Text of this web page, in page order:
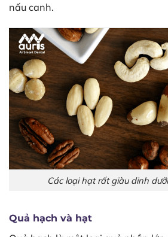
nấu canh.
Các loại hạt rất giàu dinh
Quả hạch và hạt